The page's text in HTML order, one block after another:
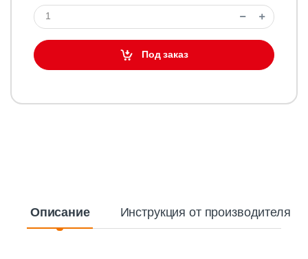
Под заказ
Описание Инструкция от производителя